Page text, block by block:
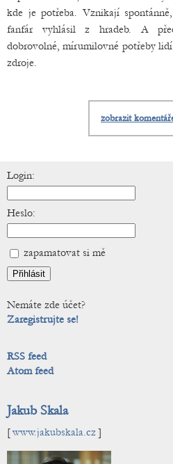
kde je potřeba. Vznikají
fanfár vyhlásil z hradeb. A
dobrovolné, mírumilovné potřeby
zdroje.
zobrazit
Login:
Heslo:
zapamatovat si mě
Nemáte zde účet?
Zaregistrujte se!
RSS feed
Atom feed
Jakub Skala
[www.jakubskala.cz]